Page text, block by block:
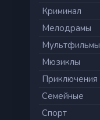
Криминал
Мелодрамы
Мультфильмы
Мюзиклы
Приключения
Семейные
Cпорт